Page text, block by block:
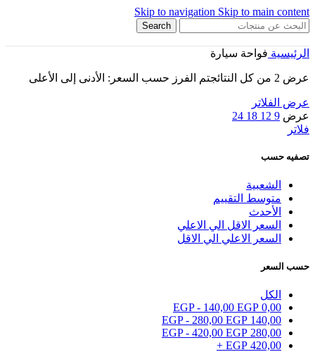
Skip to navigation Skip to main content
Search
الرئيسية فواحة سيارة
عرض ⁦2⁩ من كل النتائج تم الفرز حسب السعر: الأدنى إلى الأعلى
عرض الفلاتر
عرض 9
12
18
24
فلاتر
تصفيه حسب
الشعبية
متوسط التقييم
الأحدث
السعر الاقل الي الاعلي
السعر الاعلي الي الاقل
حسب السعر
الكل
0,00
EGP- 140,00 EGP
140,00
EGP- 280,00 EGP
280,00
EGP- 420,00 EGP
420,00
EGP
+